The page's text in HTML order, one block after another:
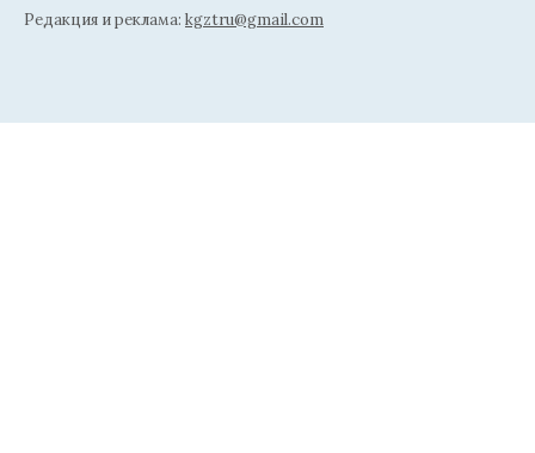
Редакция и реклама: kgztru@gmail.com